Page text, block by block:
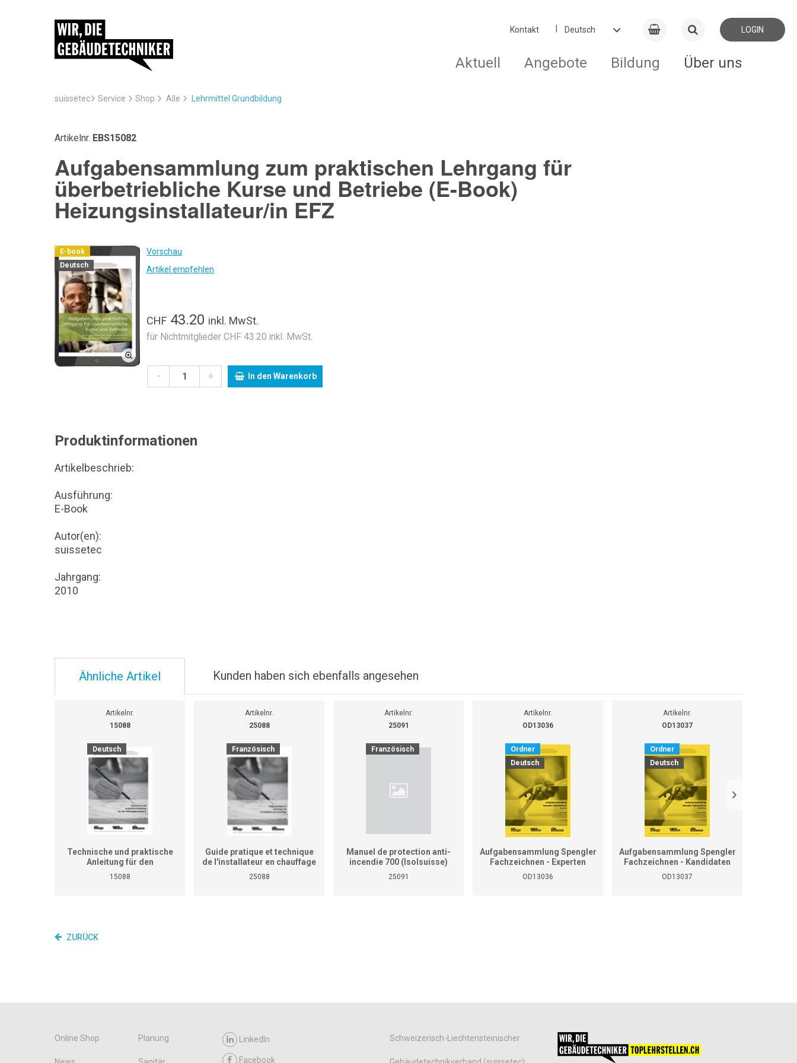
Kontakt LOGIN
Aktuell Angebote Bildung Über uns
suissetec Service Shop Alle Lehrmittel Grundbildung
Artikelnr. EBS15082
Aufgabensammlung zum praktischen Lehrgang für
überbetriebliche Kurse und Betriebe (E-Book)
Heizungsinstallateur/in EFZ
E-book
Deutsch
Vorschau
Artikel empfehlen
CHF 43.20 inkl. MwSt.
für Nichtmitglieder CHF 43.20 inkl. MwSt.
- + In den Warenkorb
Produktinformationen
Artikelbeschrieb:
Ausführung:
E-Book
Autor(en):
suissetec
Jahrgang:
2010
Ähnliche Artikel Kunden haben sich ebenfalls angesehen
Artikelnr.
15088
Deutsch
Technische und praktische
Anleitung für den
Heizungsinstallateur (ersetzt
nicht den praktischen
15088
Artikelnr.
25088
Französisch
Guide pratique et technique
de l'installateur en chauffage
(Ne remplace pas le manuel
de travaux pratiques pour
25088
Artikelnr.
25091
Französisch
Manuel de protection anti-
incendie 700 (Isolsuisse)
25091
Artikelnr.
OD13036
Ordner
Deutsch
Aufgabensammlung Spengler
Fachzeichnen - Experten
OD13036
Artikelnr.
OD13037
Ordner
Deutsch
Aufgabensammlung Spengler
Fachzeichnen - Kandidaten
OD13037
ZURÜCK
Online Shop Planung LinkedIn
Facebook
Schweizerisch-Liechtensteinischer